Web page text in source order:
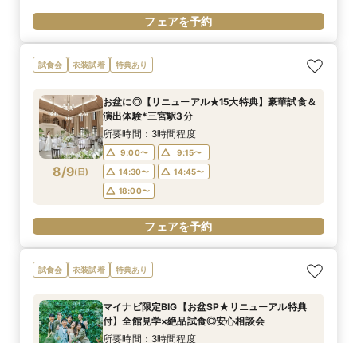
フェアを予約
試食会 衣装試着 特典あり
8/9(日)
お盆に◎【リニューアル★15大特典】豪華試食＆
演出体験*三宮駅3分
所要時間：3時間程度
9:00〜
9:15〜
14:30〜
14:45〜
18:00〜
フェアを予約
試食会 衣装試着 特典あり
マイナビ限定BIG【お盆SP★リニューアル特典
付】全館見学×絶品試食◎安心相談会
所要時間：3時間程度